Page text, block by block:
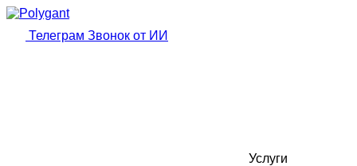
Телеграм Звонок от ИИ
Услуги